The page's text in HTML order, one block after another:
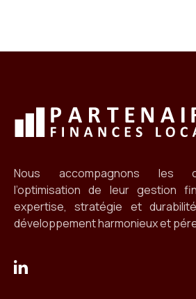
Nous accompagnons les
l’optimisation de leur gestion
expertise, stratégie et
développement harmonieux et